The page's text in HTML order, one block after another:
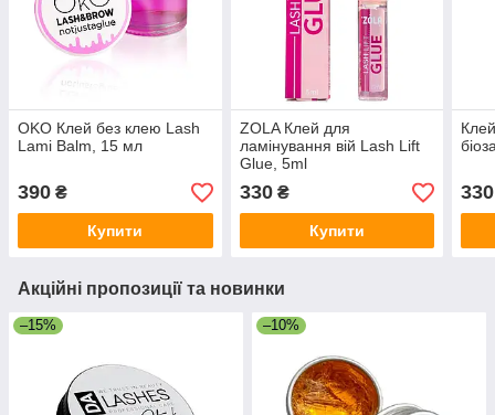
OKO Клей без клею Lash
Lami Balm, 15 мл
390 ₴
Купити
ZOLA Клей для
ламінування вій Lash Lift
Glue, 5ml
330₴
Купити
330
Акційні пропозиції та новинки
–15% –10%